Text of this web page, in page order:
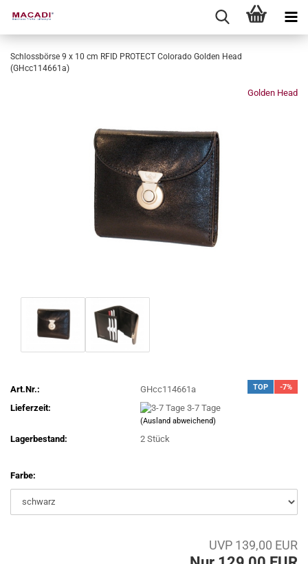
Schlossbörse 9 x 10 cm RFID PROTECT Colorado Golden Head
(GHcc114661a)
Golden Head
TOP -7%
Art.Nr.:
GHcc114661a
Lieferzeit:
3-7 Tage
(Ausland abweichend)
Lagerbestand: 2Stück
Farbe:
UVP 139,00 EUR